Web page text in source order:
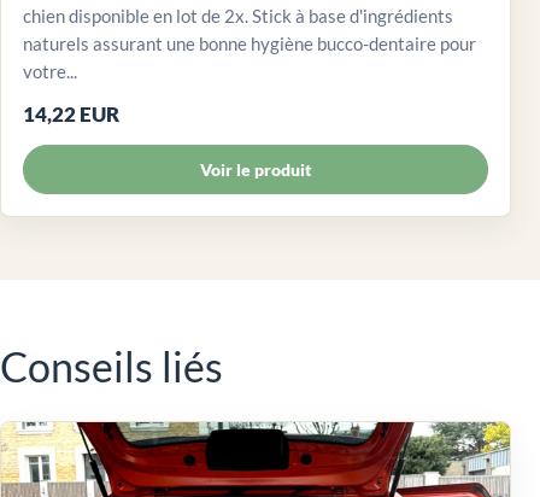
chien disponible en lot de 2x. Stick à base d'ingrédients
naturels assurant une bonne hygiène bucco-dentaire pour
votre...
14,22 EUR
Voir le produit
Conseils liés